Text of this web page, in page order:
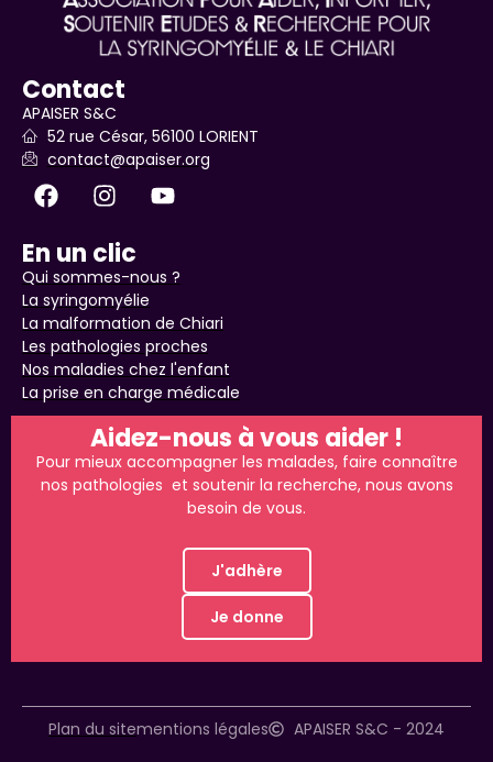
Contact
APAISER S&C
52 rue César, 56100 LORIENT
contact@apaiser.org
En un clic
Qui sommes-nous ?
La syringomyélie
La malformation de Chiari
Les pathologies proches
Nos maladies chez l'enfant
La prise en charge médicale
Aidez-nous à vous aider !
Pour mieux accompagner les malades, faire connaître
nos pathologies et soutenir la recherche, nous avons
besoin de vous.
J'adhère
Je donne
Plan du sitementions légales APAISER S&C - 2024